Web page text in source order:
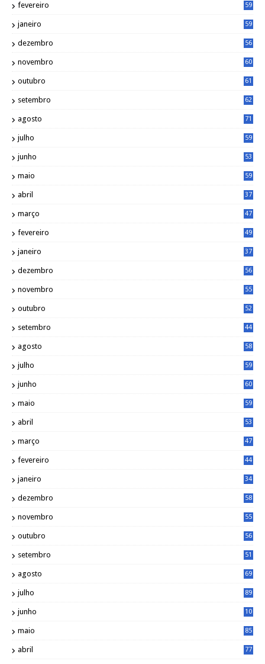
fevereiro 59
janeiro 59
dezembro 56
novembro 60
outubro 61
setembro 62
agosto 71
julho 59
junho 53
maio 59
abril 37
março 47
fevereiro 49
janeiro 37
dezembro 56
novembro 55
outubro 52
setembro 44
agosto 58
julho 59
junho 60
maio 59
abril 53
março 47
fevereiro 44
janeiro 34
dezembro 58
novembro 55
outubro 56
setembro 51
agosto 69
julho 89
junho
10
maio 85
abril 77